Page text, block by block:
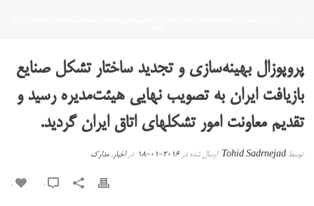
پروپوزال بهینه‌سازی و تجدید ساختار تشکل صنایع
بازیافت ایران به تصویب نهایی هیئت‌مدیره رسید و
تقدیم معاونت امور تشکلهای اتاق ایران گردید.
توسط Tohid Sadrnejad ارسال شده در2016-01-18 دراخبار,مدارک
0